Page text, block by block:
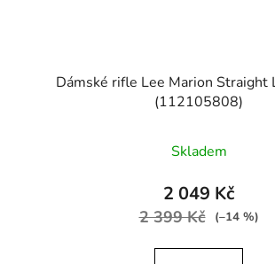
Dámské rifle Lee Marion Straight
(112105808)
Skladem
2 049 Kč
2 399 Kč (–14 %)